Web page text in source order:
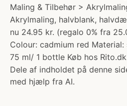
Maling & Tilbehør >
Akrylmaling, halvblank,
nu 24.95 kr. (regalo 0% fra
Colour: cadmium red
75 ml/ 1 bottle Køb hos
Dele af indholdet på denne
med hjælp fra AI.